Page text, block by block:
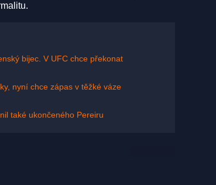
bijec. V UFC chce překonat
nyní chce zápas v těžké váze
také ukončeného Pereiru